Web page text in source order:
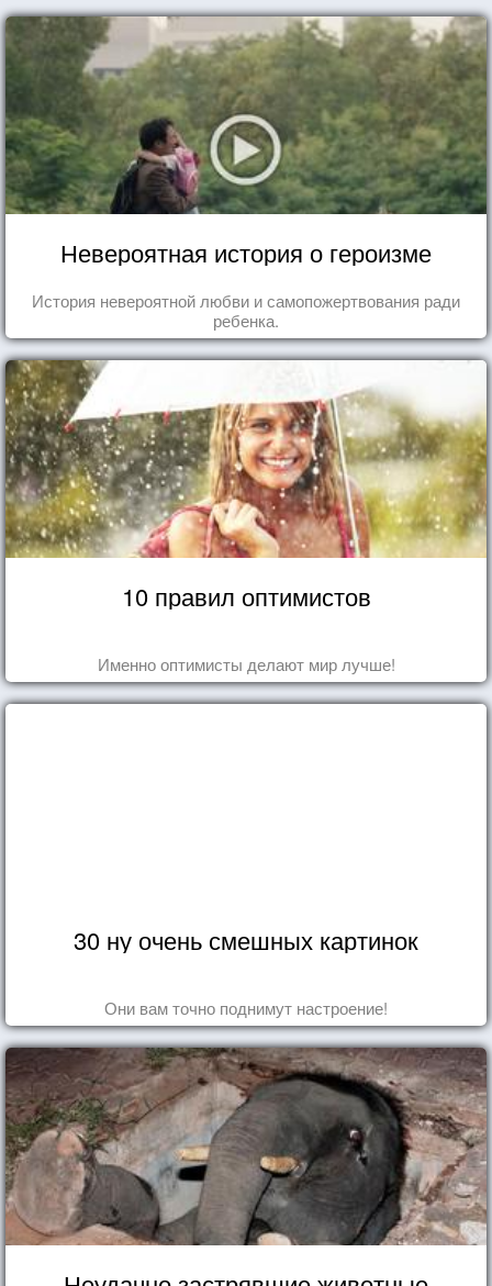
Невероятная история о героизме
История невероятной любви и самопожертвования ради
ребенка.
10 правил оптимистов
Именно оптимисты делают мир лучше!
30 ну очень смешных картинок
Они вам точно поднимут настроение!